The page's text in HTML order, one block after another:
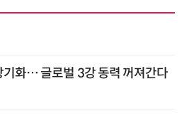
기화… 글로벌 3강 동력 꺼져간다